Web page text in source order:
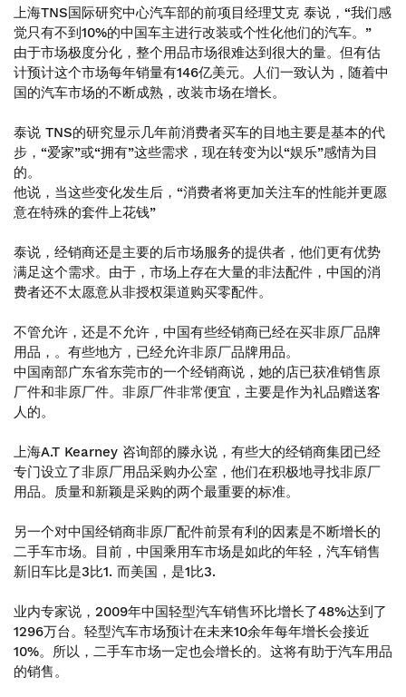
上海TNS国际研究中心汽车部的前项目经理艾克 泰说，“我们感
觉只有不到10%的中国车主进行改装或个性化他们的汽车。”
由于市场极度分化，整个用品市场很难达到很大的量。但有估
计预计这个市场每年销量有146亿美元。人们一致认为，随着中
国的汽车市场的不断成熟，改装市场在增长。
泰说 TNS的研究显示几年前消费者买车的目地主要是基本的代
步，“爱家”或“拥有”这些需求，现在转变为以“娱乐”感情为目
的。
他说，当这些变化发生后，“消费者将更加关注车的性能并更愿
意在特殊的套件上花钱”
泰说，经销商还是主要的后市场服务的提供者，他们更有优势
满足这个需求。由于，市场上存在大量的非法配件，中国的消
费者还不太愿意从非授权渠道购买零配件。
不管允许，还是不允许，中国有些经销商已经在买非原厂品牌
用品，。有些地方，已经允许非原厂品牌用品。
中国南部广东省东莞市的一个经销商说，她的店已获准销售原
厂件和非原厂件。非原厂件非常便宜，主要是作为礼品赠送客
人的。
上海A.T Kearney 咨询部的滕永说，有些大的经销商集团已经
专门设立了非原厂用品采购办公室，他们在积极地寻找非原厂
用品。质量和新颖是采购的两个最重要的标准。
另一个对中国经销商非原厂配件前景有利的因素是不断增长的
二手车市场。目前，中国乘用车市场是如此的年轻，汽车销售
新旧车比是3比1. 而美国，是1比3.
业内专家说，2009年中国轻型汽车销售环比增长了48%达到了
1296万台。轻型汽车市场预计在未来10余年每年增长会接近
10%。所以，二手车市场一定也会增长的。这将有助于汽车用品
的销售。